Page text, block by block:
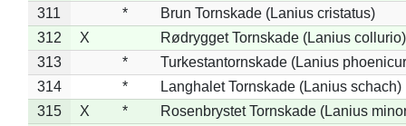
311
*
Brun Tornskade (Lanius cristatus)
312
X
Rødrygget Tornskade (Lanius collurio)
313
*
Turkestantornskade (Lanius
314
*
Langhalet Tornskade (Lanius schach)
315
X *
Rosenbrystet Tornskade (Lanius